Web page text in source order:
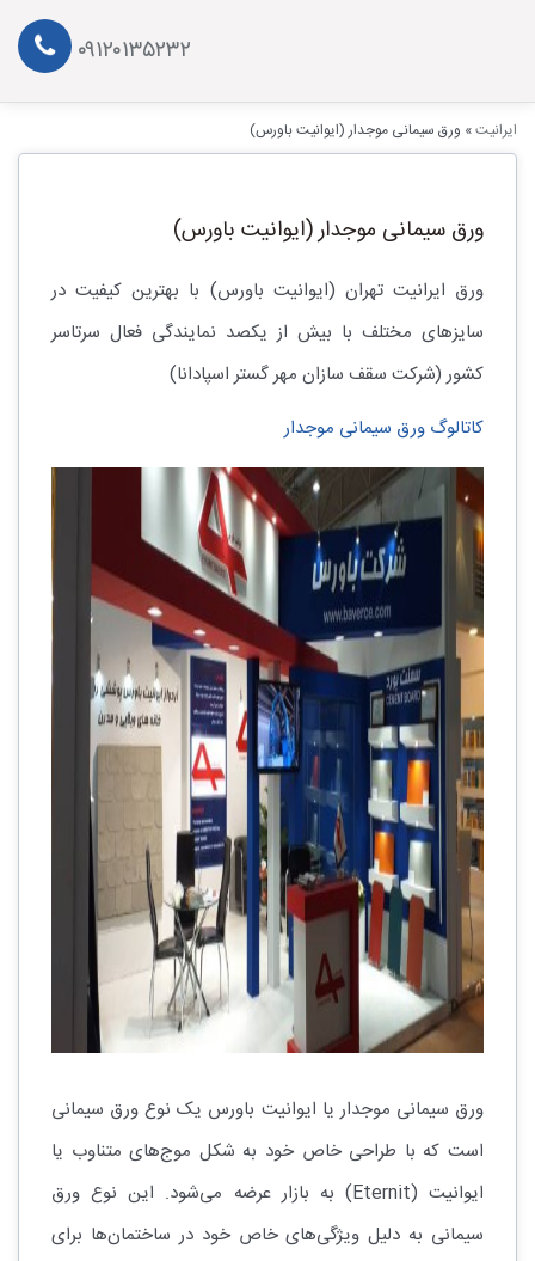
۰۹۱۲۰۱۳۵۲۳۲
ایرانیت» ورق سیمانی موجدار (ایوانیت باورس)
ورق سیمانی موجدار (ایوانیت باورس)
ورق ایرانیت تهران (ایوانیت باورس) با بهترین کیفیت در
سایزهای مختلف با بیش از یکصد نمایندگی فعال سرتاسر
کشور (شرکت سقف سازان مهر گستر اسپادانا)
کاتالوگ ورق سیمانی موجدار
ورق سیمانی موجدار یا ایوانیت باورس یک نوع ورق سیمانی
است که با طراحی خاص خود به شکل موج‌های متناوب یا
ایوانیت (Eternit) به بازار عرضه می‌شود. این نوع ورق
سیمانی به دلیل ویژگی‌های خاص خود در ساختمان‌ها برای